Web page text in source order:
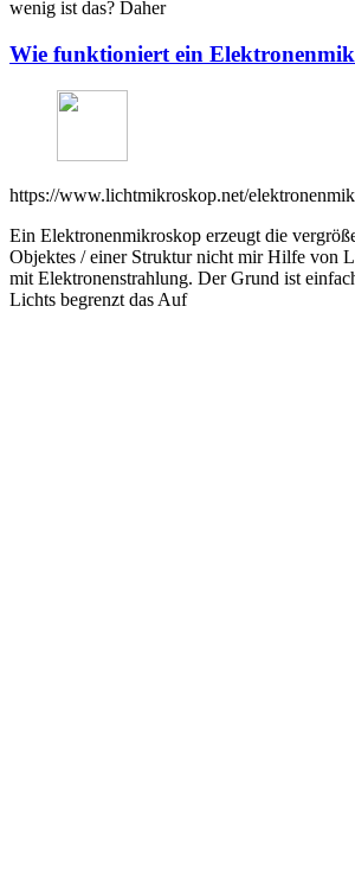
wenig ist das? Daher
Wie funktioniert ein
https://www.lichtmikroskop.net/
Ein Elektronenmikroskop erzeugt die
Objektes / einer Struktur nicht mir Hilfe von
mit Elektronenstrahlung. Der Grund ist
Lichts begrenzt das Auf